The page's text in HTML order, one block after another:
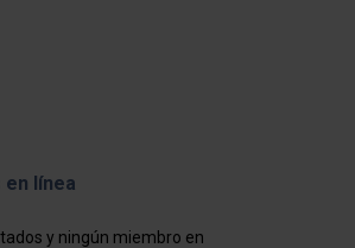
línea
y ningún miembro en